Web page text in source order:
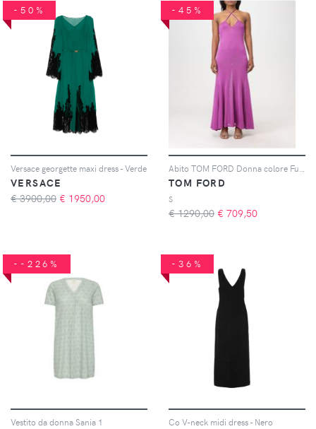
-50%
Versace georgette maxi dress - Verde
VERSACE
€ 3900,00 € 1950,00
-45%
Abito TOM FORD Donna colore Fuxia
TOM FORD
S
€ 1290,00 € 709,50
--226%
Vestito da donna Sania 1
-36%
Co V-neck midi dress - Nero